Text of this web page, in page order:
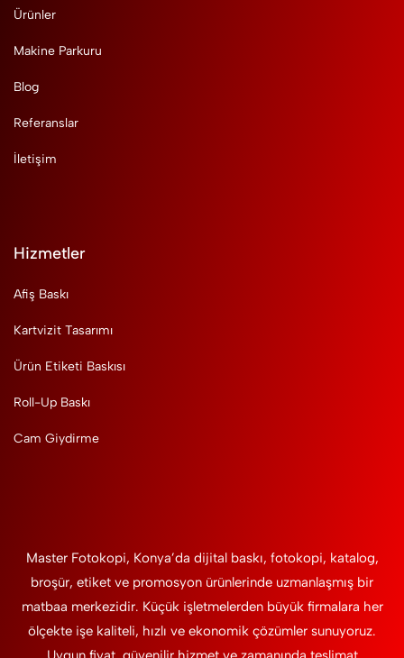
Ürünler
Makine Parkuru
Blog
Referanslar
İletişim
Hizmetler
Afiş Baskı
Kartvizit Tasarımı
Ürün Etiketi Baskısı
Roll-Up Baskı
Cam Giydirme
Master Fotokopi, Konya’da dijital baskı, fotokopi, katalog,
broşür, etiket ve promosyon ürünlerinde uzmanlaşmış bir
matbaa merkezidir. Küçük işletmelerden büyük firmalara her
ölçekte işe kaliteli, hızlı ve ekonomik çözümler sunuyoruz.